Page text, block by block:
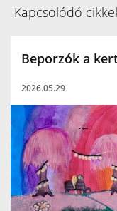
Kapcsolódó
Beporzók a
2026.05.29